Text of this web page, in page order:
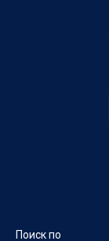
Поиск по